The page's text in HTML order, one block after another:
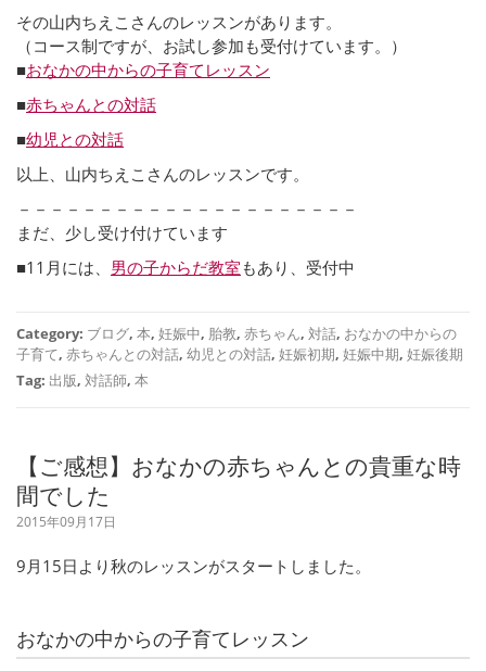
その山内ちえこさんのレッスンがあります。
（コース制ですが、お試し参加も受付けています。）
■おなかの中からの子育てレッスン
■赤ちゃんとの対話
■幼児との対話
以上、山内ちえこさんのレッスンです。
－－－－－－－－－－－－－－－－－－－－－
まだ、少し受け付けています
■11月には、 男の子からだ教室 もあり、受付中
Category: ブログ, 本, 妊娠中, 胎教, 赤ちゃん, 対話, おなかの中からの
子育て, 赤ちゃんとの対話, 幼児との対話, 妊娠初期, 妊娠中期, 妊娠後期
Tag: 出版, 対話師, 本
【ご感想】おなかの赤ちゃんとの貴重な時
間でした
2015年09月17日
9月15日より秋のレッスンがスタートしました。
おなかの中からの子育てレッスン